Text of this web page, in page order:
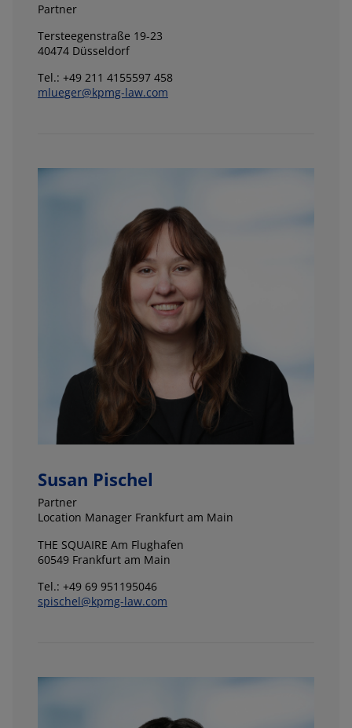
Partner
Tersteegenstraße 19-23
40474 Düsseldorf
Tel.: +49 211 4155597 458
mlueger@kpmg-law.com
Susan Pischel
Partner
Location Manager Frankfurt am Main
THE SQUAIRE Am Flughafen
60549 Frankfurt am Main
Tel.: +49 69 951195046
spischel@kpmg-law.com